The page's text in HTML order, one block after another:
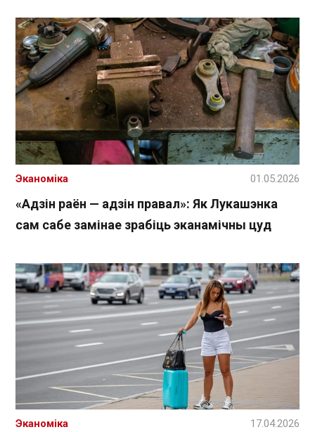
«Адзін раён — адзін правал»: Як Лукашэнка
сам сабе замінае зрабіць эканамічны цуд
Эканоміка 01.05.2026
Эканоміка 17.04.2026